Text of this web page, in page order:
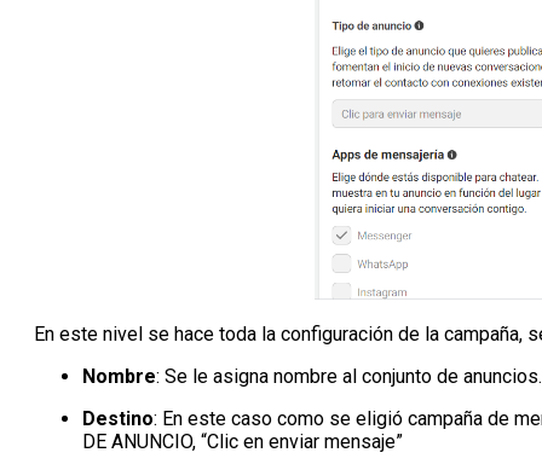
En este nivel se hace toda la configuración de la
Nombre: Se le asigna nombre al conjunto de anuncios.
Destino: En este caso como se eligió campaña de
DE ANUNCIO, “Clic en enviar mensaje”